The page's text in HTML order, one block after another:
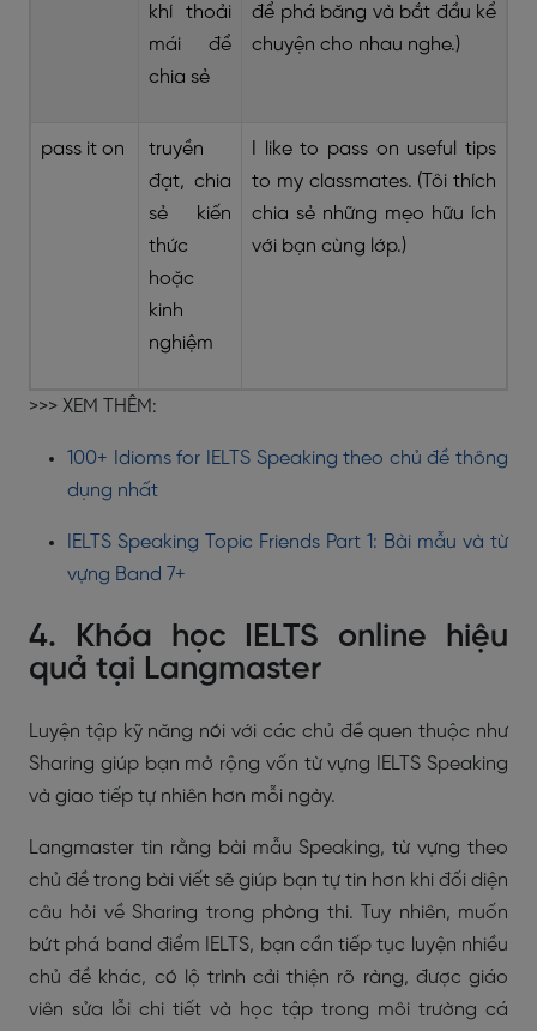
khí thoải
mái để
chia sẻ
để phá băng và bắt đầu kể
chuyện cho nhau nghe.)
pass it on
truyền
đạt, chia
sẻ kiến
thức
hoặc
kinh
nghiệm
I like to pass on useful tips
to my classmates. (Tôi thích
chia sẻ những mẹo hữu ích
với bạn cùng lớp.)
>>> XEM THÊM:
100+ Idioms for IELTS Speaking theo chủ đề thông
dụng nhất
IELTS Speaking Topic Friends Part 1: Bài mẫu và từ
vựng Band 7+
4. Khóa học IELTS online hiệu
quả tại Langmaster
Luyện tập kỹ năng nói với các chủ đề quen thuộc như
Sharing giúp bạn mở rộng vốn từ vựng IELTS Speaking
và giao tiếp tự nhiên hơn mỗi ngày.
Langmaster tin rằng bài mẫu Speaking, từ vựng theo
chủ đề trong bài viết sẽ giúp bạn tự tin hơn khi đối diện
câu hỏi về Sharing trong phòng thi. Tuy nhiên, muốn
bứt phá band điểm IELTS, bạn cần tiếp tục luyện nhiều
chủ đề khác, có lộ trình cải thiện rõ ràng, được giáo
viên sửa lỗi chi tiết và học tập trong môi trường cá